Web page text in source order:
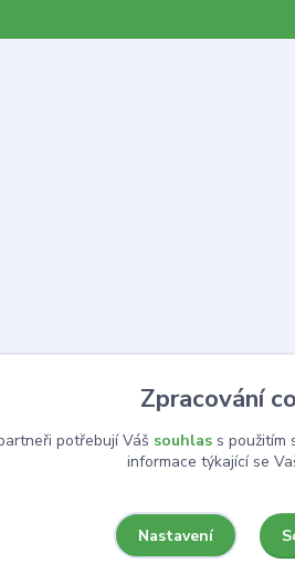
Zpracování
potřebují Váš souhlass použitím
informace týkající se
Nastavení